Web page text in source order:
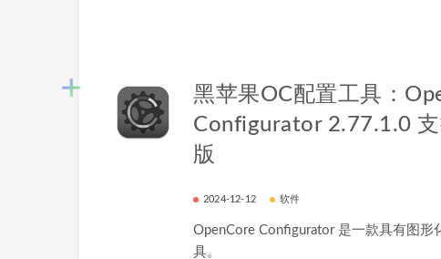
黑苹果OC配置工具：
Configurator 2.77.1.0
版
2024-12-12 软件
OpenCore Configurator 是一款具有图形
具。